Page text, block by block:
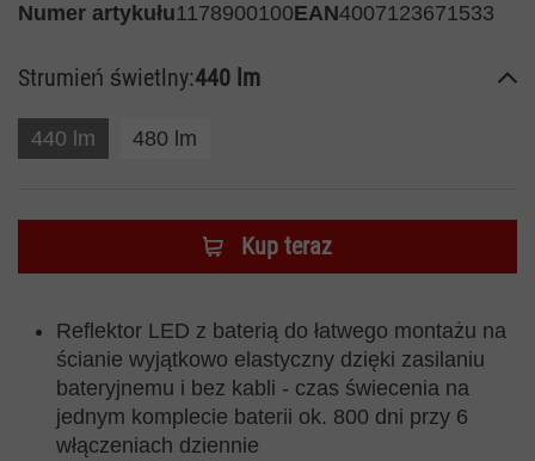
Numer artykułu1178900100EAN4007123671533
Strumień świetlny:440 lm
440 lm 480 lm
Kup teraz
Reflektor LED z baterią do łatwego montażu na
ścianie wyjątkowo elastyczny dzięki zasilaniu
bateryjnemu i bez kabli - czas świecenia na
jednym komplecie baterii ok. 800 dni przy 6
włączeniach dziennie